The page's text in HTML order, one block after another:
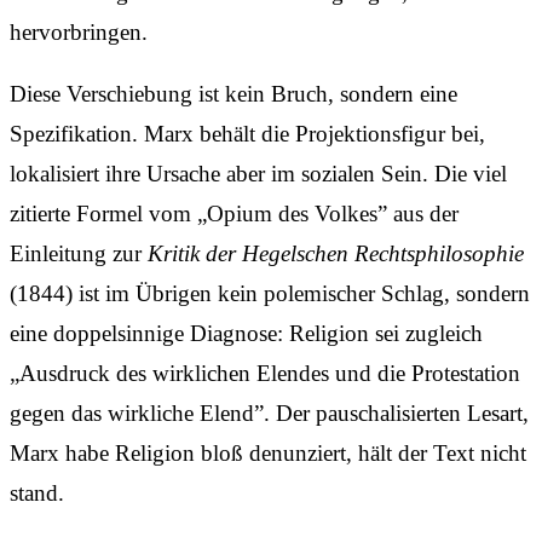
hervorbringen.
Diese Verschiebung ist kein Bruch, sondern eine
Spezifikation. Marx behält die Projektionsfigur bei,
lokalisiert ihre Ursache aber im sozialen Sein. Die viel
zitierte Formel vom „Opium des Volkes” aus der
Einleitung zur Kritik der Hegelschen Rechtsphilosophie
(1844) ist im Übrigen kein polemischer Schlag, sondern
eine doppelsinnige Diagnose: Religion sei zugleich
„Ausdruck des wirklichen Elendes und die Protestation
gegen das wirkliche Elend”. Der pauschalisierten Lesart,
Marx habe Religion bloß denunziert, hält der Text nicht
stand.